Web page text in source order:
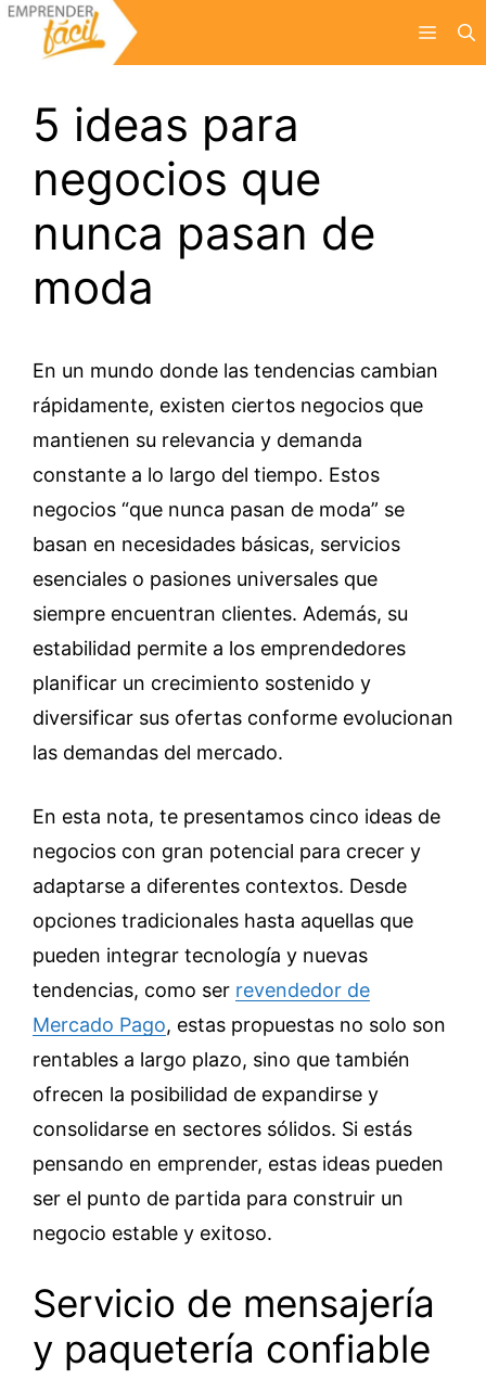
Saltar
Menú
5 ideas para
negocios que
nunca pasan de
moda
En un mundo donde las tendencias cambian
rápidamente, existen ciertos negocios que
mantienen su relevancia y demanda
constante a lo largo del tiempo. Estos
negocios “que nunca pasan de moda” se
basan en necesidades básicas, servicios
esenciales o pasiones universales que
siempre encuentran clientes. Además, su
estabilidad permite a los emprendedores
planificar un crecimiento sostenido y
diversificar sus ofertas conforme evolucionan
las demandas del mercado.
En esta nota, te presentamos cinco ideas de
negocios con gran potencial para crecer y
adaptarse a diferentes contextos. Desde
opciones tradicionales hasta aquellas que
pueden integrar tecnología y nuevas
tendencias, como ser revendedor de
Mercado Pago, estas propuestas no solo son
rentables a largo plazo, sino que también
ofrecen la posibilidad de expandirse y
consolidarse en sectores sólidos. Si estás
pensando en emprender, estas ideas pueden
ser el punto de partida para construir un
negocio estable y exitoso.
Servicio de mensajería
y paquetería confiable